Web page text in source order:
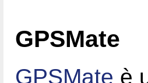
GPSMate
GPSMate è